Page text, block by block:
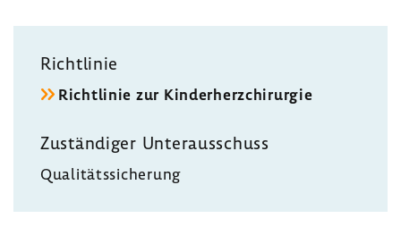
Richt­linie
Richt­linie zur Kinder­herz­chir­urgie
Zustän­diger Unter­aus­schuss
Quali­täts­si­che­rung